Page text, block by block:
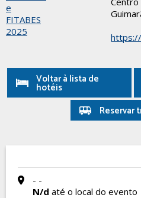
Voltar à lista de
hotéis
Reservar
- -
N/d até o local do evento